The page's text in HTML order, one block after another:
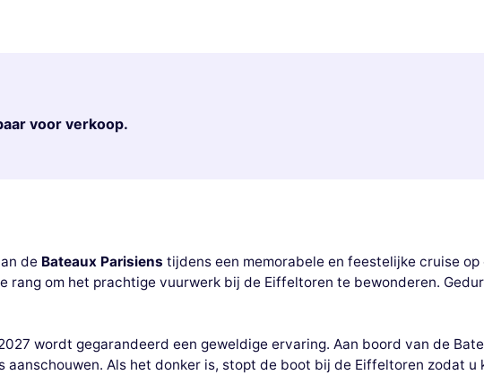
voor verkoop.
de Bateaux Parisiens tijdens een memorabele en feestelijke cruise
rang om het prachtige vuurwerk bij de Eiffeltoren te bewonderen.
wordt gegarandeerd een geweldige ervaring. Aan boord van de
aanschouwen. Als het donker is, stopt de boot bij de Eiffeltoren zodat